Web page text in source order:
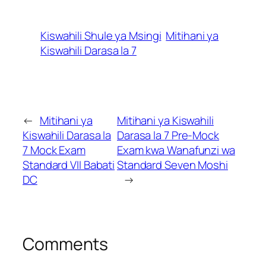
Kiswahili Shule ya Msingi Mitihani ya
Kiswahili Darasa la 7
← Mitihani ya
Kiswahili Darasa la
7 Mock Exam
Standard VII Babati
DC
Mitihani ya Kiswahili
Darasa la 7 Pre-Mock
Exam kwa Wanafunzi wa
Standard Seven Moshi
→
Comments